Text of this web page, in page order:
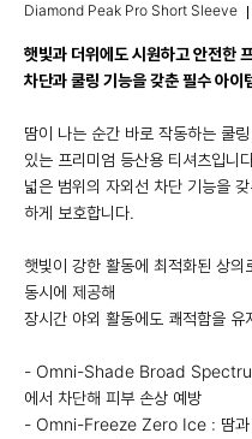
Diamond Peak Pro Short Sleeve
햇빛과 더위에도 시원하고 안전한
차단과 쿨링 기능을 갖춘 필수 아이
땀이 나는 순간 바로 작동하는 쿨
있는 프리미엄 등산용 티셔츠입니
넓은 범위의 자외선 차단 기능을
하게 보호합니다.
햇빛이 강한 활동에 최적화된 상
동시에 제공해
장시간 야외 활동에도 쾌적함을 유
- Omni-Shade Broad
에서 차단해 피부 손상 예방
- Omni-Freeze Zero Ice : 땀과